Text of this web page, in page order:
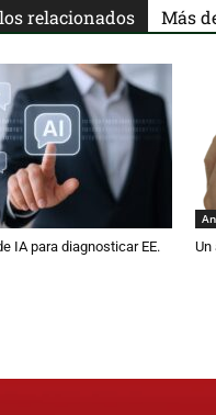
relacionados Más
IA para diagnosticar EE.
Un